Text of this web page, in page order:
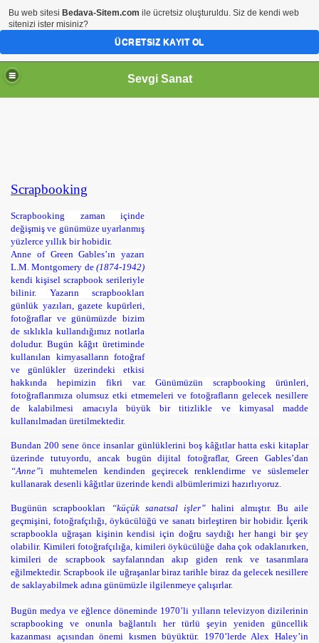
Sevgi Sanat
Scrapbooking
Scrapbooking zaman içinde
değişmiş ve günümüze uyarlanmış
yüzlerce yıllık bir hobidir.
Anne of Green Gables’ın yazarı
L.M. Montgomery de (1874-1942)
kendi kişisel scrapbook serileriyle
bilinir. Yazarın scrapbookları
günlük yazıları, gazete kupürleri,
fotoğraflar ve günümüzde bizim
de sıklıkla kullandığımız notlarla
doludur. Bugün kâğıt üretiminde
kullanılan kimyasalların fotoğraf
ve günlükler üzerindeki etkisi
hakkında hepimizin fikri var. Günümüzün scrapbooking ürünleri,
fotoğraflarımıza olumsuz etki etmemeleri ve fotoğrafların gelecek nesillere
de kalabilmesi amacıyla büyük bir titizlikle ve kimyasal madde
kullanılmadan üretilmektedir.
Bundan 200 sene önce insanlar günlüklerini boş kâğıtlar hatta eski kitaplar
üzerinde tutuyordu, ancak bugün dijital fotoğraflar, Green Gables’dan
“Anne”i muhtemelen kendinden geçirecek renklendirme ve süslemeler
kullanarak desenli kâğıtlar üzerinde kendi albümlerimizi hazırlıyoruz.
Bugünün scrapbookları “küçük sanatsal işler” halini almıştır. Bu aile
geçmişini, fotoğrafçılığı, öykücülüğü ve sanatı birleştiren bir hobidir. İçerik
scrapbookla uğraşan kişinin kendisi için doğru saydığı her hangi bir şey
olabilir. Kimileri fotoğrafçılığa, kimileri öykücülüğe daha çok odaklanırken,
kimileri de scrapbook sayfalarından akıp giden renk ve tasarımlara
eğilmektedir. Scrapbook ile uğraşanlar biraz tarihle biraz da gelecek nesillere
de saklayabilmek adına günümüzle ilgilenmeye çalışırlar.
Bugün medya ve eğlence döneminde 1970’li yılların televizyon dizilerinin
scrapbooking ve onunla bağlantılı her türlü şeyin yeniden güncellik
kazanması açısından önemi kısmen büyüktür. 1970’lerde Alex Haley’in
Bu web sitesi Bedava-Sitem.com ile ücretsiz oluşturuldu. Siz de kendi web
sitenizi ister misiniz?
ÜCRETSIZ KAYIT OL